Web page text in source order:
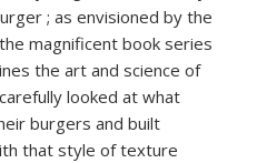
; as envisioned by the
magnificent book series
the art and science of
looked at what
burgers and built
that style of texture